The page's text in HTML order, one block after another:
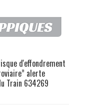
d'effondrement
alerte
Train 634269